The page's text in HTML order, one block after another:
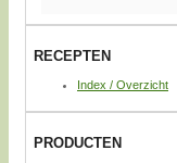
RECEPTEN
Index / Overzicht
PRODUCTEN